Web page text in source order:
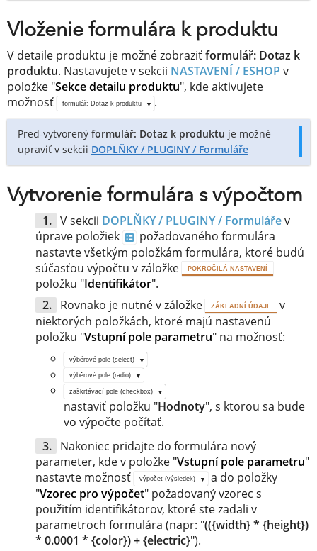
Vloženie formulára k produktu
V detaile produktu je možné zobraziťformulář: Dotaz k
produktu. Nastavujete v sekcii NASTAVENÍ / ESHOP v
položke "Sekce detailu produktu", kde aktivujete
možnosť
formulář: Dotaz k produktu .
Pred-vytvorený formulář: Dotaz k produktu je možné
upraviť v sekcii DOPLŇKY / PLUGINY / Formuláře
Vytvorenie formulára s výpočtom
V sekcii DOPLŇKY / PLUGINY / Formulářev
úprave položiek
požadovaného formulára
nastavte všetkým položkám formulára, ktoré budú
súčasťou výpočtu v záložke
POKROČILÁ NASTAVENÍ
položku "Identifikátor".
Rovnako je nutné v záložke
ZÁKLADNÍ ÚDAJE
v
niektorých položkách, ktoré majú nastavenú
položku "Vstupní pole parametru" na možnosť:
výběrové pole (select)
výběrové pole (radio)
zaškrtávací pole (checkbox)
nastaviť položku "Hodnoty", s ktorou sa bude
vo výpočte počítať.
Nakoniec pridajte do formulára nový
parameter, kde v položke "Vstupní pole parametru"
nastavte možnosť
výpočet (výsledek)
a do položky
"Vzorec pro výpočet" požadovaný vzorec s
použitím identifikátorov, ktoré ste zadali v
parametroch formulára (napr: "(({width} * {height})
* 0.0001 * {color}) + {electric}").